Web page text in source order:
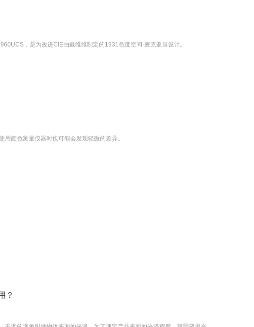
，是为改进CIE由戴维维制定的1931色度空间·麦克亚当设计。
用颜色测量仪器时也可能会发现轻微的差异。
？